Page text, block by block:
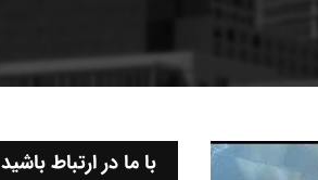
با ما در ارتباط باشید